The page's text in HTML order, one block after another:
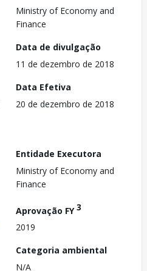
Ministry of Economy and
Finance
Data de divulgação
11 de dezembro de 2018
Data Efetiva
20 de dezembro de 2018
Entidade Executora
Ministry of Economy and
Finance
Aprovação FY3
2019
Categoria ambiental
N/A